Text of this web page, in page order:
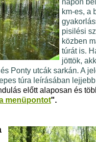
napon
km-es, a
pisilési
közben
túrát is.
jöttök,
Ponty utcák sarkán. A
túra leírásában
előtt alaposan és
menüpontot".